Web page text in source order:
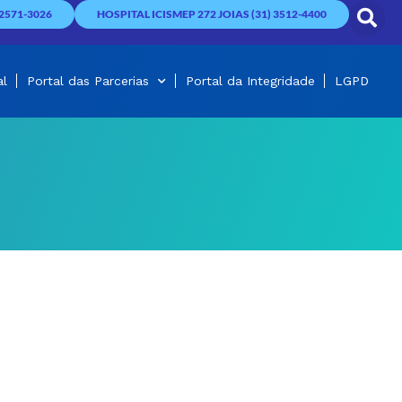
3026 HOSPITAL ICISMEP 272 JOIAS (31) 3512-4400
Portal das Parcerias Portal da Integridade LGPD